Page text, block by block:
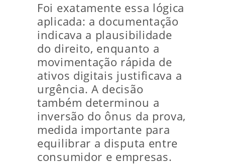
Foi exatamente essa lógica
aplicada: a documentação
indicava a plausibilidade
do direito, enquanto a
movimentação rápida de
ativos digitais justificava a
urgência. A decisão
também determinou a
inversão do ônus da prova,
medida importante para
equilibrar a disputa entre
consumidor e empresas.